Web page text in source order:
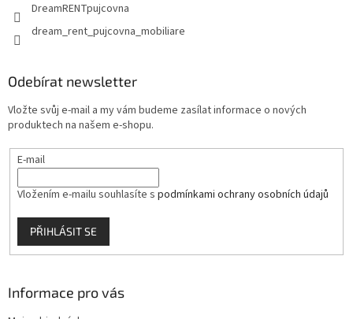
DreamRENTpujcovna
dream_rent_pujcovna_mobiliare
Odebírat newsletter
Vložte svůj e-mail a my vám budeme zasílat informace o nových
produktech na našem e-shopu.
E-mail
Vložením e-mailu souhlasíte s podmínkami ochrany osobních údajů
PŘIHLÁSIT SE
Informace pro vás